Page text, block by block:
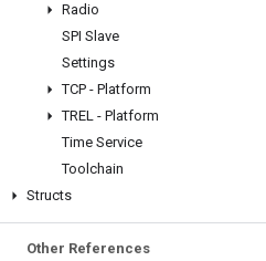
Radio
SPI Slave
Settings
TCP - Platform
TREL - Platform
Time Service
Toolchain
Structs
Other References
OpenThread
Border Router